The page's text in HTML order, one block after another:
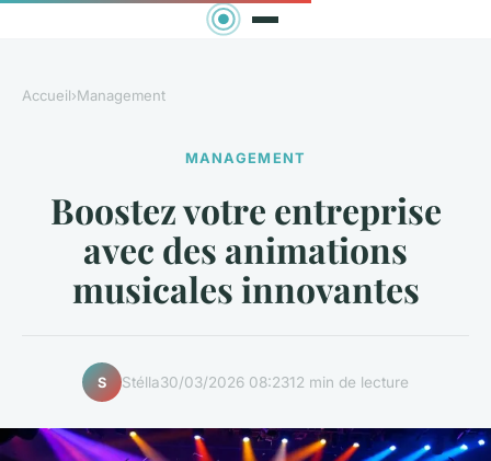
Accueil›Management
MANAGEMENT
Boostez votre entreprise
avec des animations
musicales innovantes
S Stélla30/03/2026 08:2312 min de lecture